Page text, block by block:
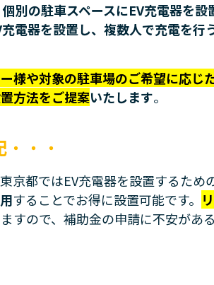
個別の駐車スペースにEV充電器を設
電器を設置し、複数人で充電を行
様や対象の駐車場のご希望に応じ
方法をご提案いたします。
・・・
京都ではEV充電器を設置するため
することでお得に設置可能です。
すので、補助金の申請に不安があ